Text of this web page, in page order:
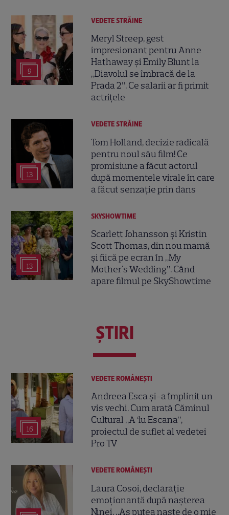
9
VEDETE STRĂINE
Meryl Streep, gest
impresionant pentru Anne
Hathaway și Emily Blunt la
„Diavolul se îmbracă de la
Prada 2”. Ce salarii ar fi primit
actrițele
13
VEDETE STRĂINE
Tom Holland, decizie radicală
pentru noul său film! Ce
promisiune a făcut actorul
după momentele virale în care
a făcut senzație prin dans
13
SKYSHOWTIME
Scarlett Johansson și Kristin
Scott Thomas, din nou mamă
și fiică pe ecran în „My
Mother's Wedding”. Când
apare filmul pe SkyShowtime
ŞTIRI
16
VEDETE ROMÂNEŞTI
Andreea Esca și-a împlinit un
vis vechi. Cum arată Căminul
Cultural „A ‘lu Escana”,
proiectul de suflet al vedetei
Pro TV
VEDETE ROMÂNEŞTI
Laura Cosoi, declarație
emoționantă după nașterea
Ninei. „Aș putea naște de o mie